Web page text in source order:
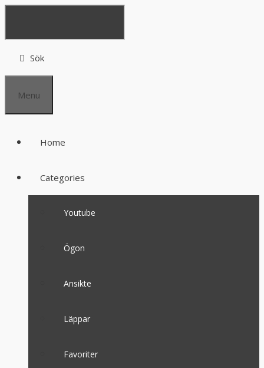
Sök
Menu
Home
Categories
Youtube
Ögon
Ansikte
Läppar
Favoriter